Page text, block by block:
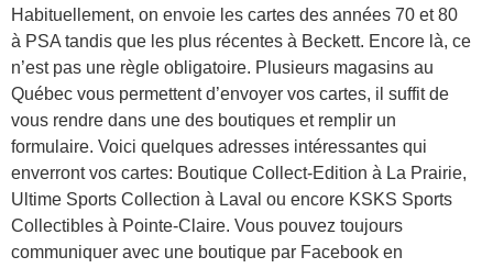
Habituellement, on envoie les cartes des années 70 et 80
à PSA tandis que les plus récentes à Beckett. Encore là, ce
n’est pas une règle obligatoire. Plusieurs magasins au
Québec vous permettent d’envoyer vos cartes, il suffit de
vous rendre dans une des boutiques et remplir un
formulaire. Voici quelques adresses intéressantes qui
enverront vos cartes: Boutique Collect-Edition à La Prairie,
Ultime Sports Collection à Laval ou encore KSKS Sports
Collectibles à Pointe-Claire. Vous pouvez toujours
communiquer avec une boutique par Facebook en